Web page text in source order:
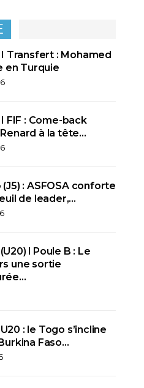
Transfert : Mohamed
en Turquie
FIF : Come-back
Renard à la tête…
(J5) : ASFOSA conforte
de leader,…
l Poule B : Le
une sortie
: le Togo s’incline
Faso…